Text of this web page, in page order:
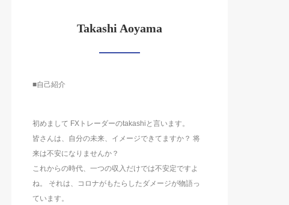
Takashi Aoyama
■自己紹介
初めまして FXトレーダーのtakashiと言います。
皆さんは、自分の未来、イメージできてますか？ 将
来は不安になりませんか？
これからの時代、一つの収入だけでは不安定ですよ
ね。 それは、コロナがもたらしたダメージが物語っ
ています。